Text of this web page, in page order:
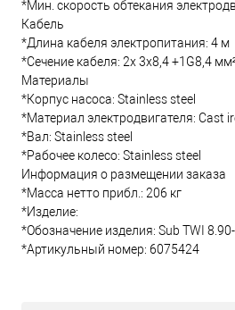
*Мин. скорость обтекания
Кабель
*Длина кабеля электропитания: 4 м
*Сечение кабеля: 2x 3x8,4 +1G8,4
Материалы
*Корпус насоса: Stainless steel
*Материал электродвигателя: Cast
*Вал: Stainless steel
*Рабочее колесо: Stainless steel
Информация о размещении заказа
*Масса нетто прибл.: 206 кг
*Изделие:
*Обозначение изделия: Sub TWI
*Артикульный номер: 6075424